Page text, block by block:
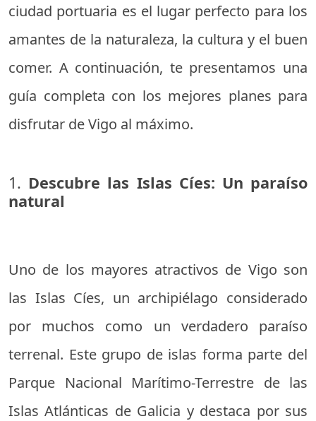
ciudad portuaria es el lugar perfecto para los
amantes de la naturaleza, la cultura y el buen
comer. A continuación, te presentamos una
guía completa con los mejores planes para
disfrutar de Vigo al máximo.
1. Descubre las Islas Cíes: Un paraíso
natural
Uno de los mayores atractivos de Vigo son
las Islas Cíes, un archipiélago considerado
por muchos como un verdadero paraíso
terrenal. Este grupo de islas forma parte del
Parque Nacional Marítimo-Terrestre de las
Islas Atlánticas de Galicia y destaca por sus